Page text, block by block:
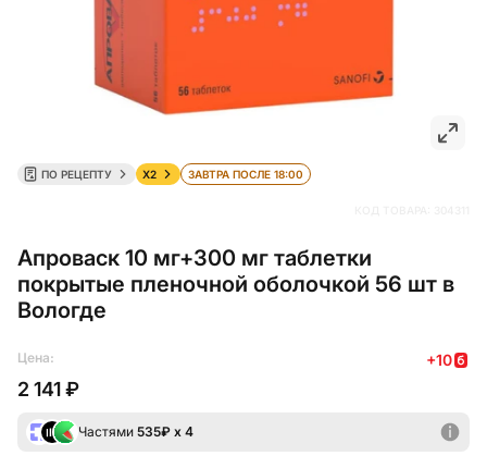
Апроваск 10 мг+300 мг таблетки
покрытые пленочной оболочкой 56 шт в
Вологде
ПО РЕЦЕПТУ X2 ЗАВТРА ПОСЛЕ 18:00
Цена: +10
2 141 ₽
Частями 535₽ х 4